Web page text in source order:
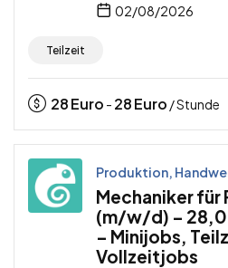
02/08/2026
Teilzeit
28Euro - 28Euro / Stunde
Produktion,
Mechaniker für
(m/w/d) –
– Minijobs,
Vollzeitjobs